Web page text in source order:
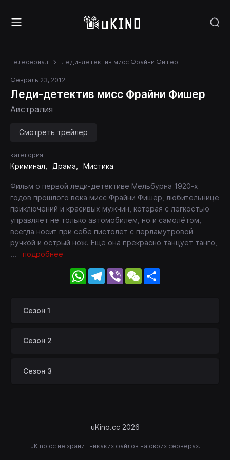
телесериал Леди-детектив мисс Фрайни Фишер
Февраль 23, 2012
Леди-детектив мисс Фрайни Фишер
Австралия
Смотреть трейлер
категория:
Криминал Драма Мистика
Фильм о первой леди-детективе Мельбурна 1920-х
годов прошлого века мисс Фрайни Фишер, любительнице
приключений и красивых мужчин, которая с легкостью
управляет не только автомобилем, но и самолётом,
всегда носит при себе пистолет с перламутровой
ручкой и острый нож. Ещё она прекрасно танцует танго,
...
подробнее
WhatsApp
Telegram
Viber WeChat
Сезон 1
Сезон 2
Сезон 3
uKino.cc 2026
uKino.cc не хранит никаких файлов на своих серверах.